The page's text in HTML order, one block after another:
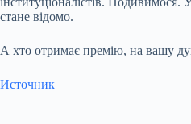
стане відомо.
А хто отримає премію, на вашу
Источник